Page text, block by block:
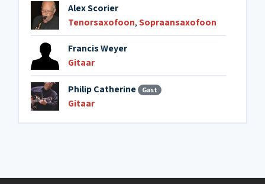
Alex Scorier
Tenorsaxofoon,Sopraansaxofoon
Francis Weyer
Gitaar
Philip Catherine Gast
Gitaar